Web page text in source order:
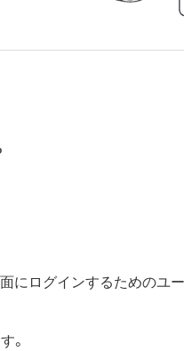
にログインするためのユ
。